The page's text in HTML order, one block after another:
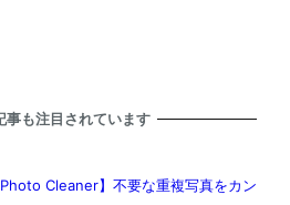
事も注目されています
Cleaner】不要な重複写真をカン